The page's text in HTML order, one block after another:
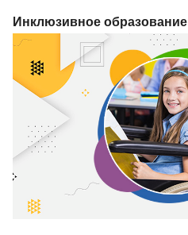
Инклюзивное образование